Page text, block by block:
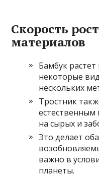
Скорость
материалов
Бамбук
некоторые
нескольких
Тростник
естественным
на сырых и
Это делает
важно в
планеты.